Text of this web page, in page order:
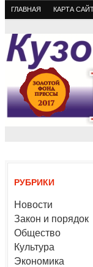
ГЛАВНАЯ КАРТА
РУБРИКИ
Новости
Закон и порядок
Общество
Культура
Экономика